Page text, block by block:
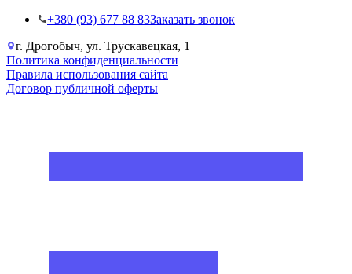
+38‎0 (93) 677 88 83Заказать звонок
г. Дрогобыч, ул. Трускавецкая, 1
Политика конфиденциальности
Правила использования сайта
Договор публичной оферты